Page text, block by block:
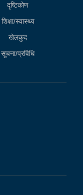
दृष्टिकोण
शिक्षा/स्वास्थ्य
खेलकुद
सूचना/प्रविधि